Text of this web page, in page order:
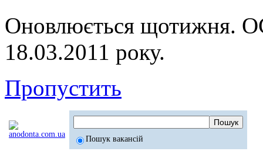
Оновлюється
18.03.2011 року.
Пропустить
Пошук вакансій